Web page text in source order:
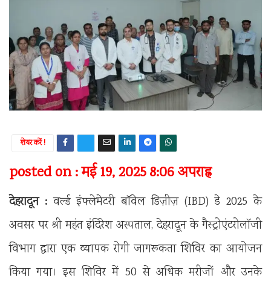
शेयर करें !
posted on : मई 19, 2025 8:06 अपराह्न
देहरादून : वर्ल्ड इंफ्लेमेटरी बॉवेल डिज़ीज़ (IBD) डे 2025 के
अवसर पर श्री महंत इंदिरेश अस्पताल, देहरादून के गैस्ट्रोएंटरोलॉजी
विभाग द्वारा एक व्यापक रोगी जागरूकता शिविर का आयोजन
किया गया। इस शिविर में 50 से अधिक मरीजों और उनके